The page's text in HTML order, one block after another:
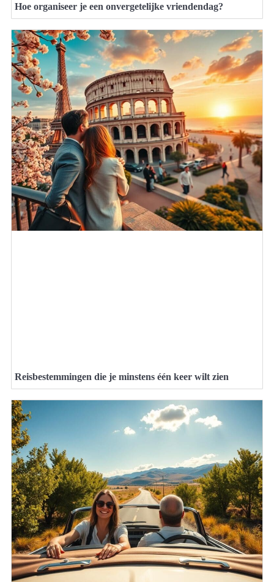
Hoe organiseer je een onvergetelijke vriendendag?
Reisbestemmingen die je minstens één keer wilt zien